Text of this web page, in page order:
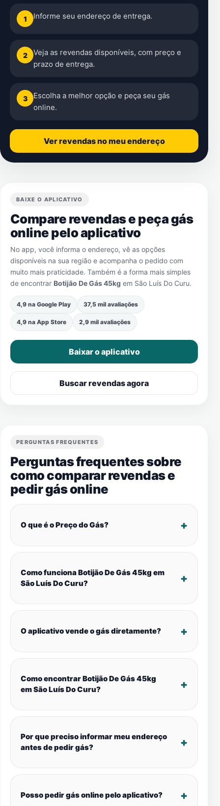
1 Informe seu endereço de entrega.
2
Veja as revendas disponíveis, com preço e
prazo de entrega.
3
Escolha a melhor opção e peça seu gás
online.
Ver revendas no meu endereço
BAIXE O APLICATIVO
Compare revendas e peça gás
online pelo aplicativo
No app, você informa o endereço, vê as opções
disponíveis na sua região e acompanha o pedido com
muito mais praticidade. Também é a forma mais simples
de encontrar Botijão De Gás 45kg em São Luís Do Curu.
4,9 na Google Play 37,5 mil avaliações
4,9 na App Store 2,9 mil avaliações
Baixar o aplicativo
Buscar revendas agora
PERGUNTAS FREQUENTES
Perguntas frequentes sobre
como comparar revendas e
pedir gás online
O que é o Preço do Gás?
Como funciona Botijão De Gás 45kg em
São Luís Do Curu?
O aplicativo vende o gás diretamente?
Como encontrar Botijão De Gás 45kg
em São Luís Do Curu?
Por que preciso informar meu endereço
antes de pedir gás?
Posso pedir gás online pelo aplicativo?